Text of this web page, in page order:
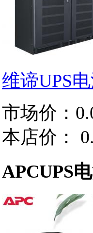
维谛UPS
市场价：
本店价：
APCUPS